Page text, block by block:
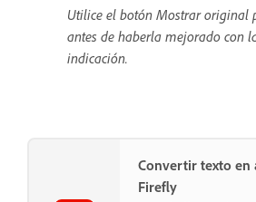
Utilice el botón Mostrar original
antes de haberla mejorado con
indicación.
Convertir texto en
Firefly